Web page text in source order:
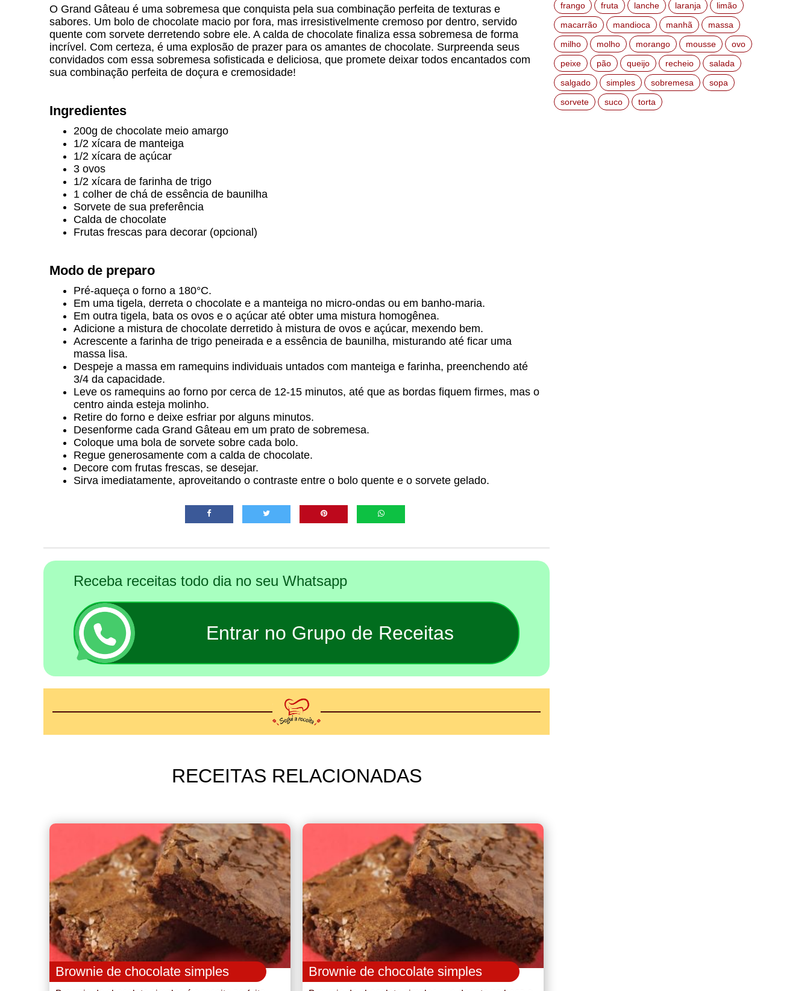
O Grand Gâteau é uma sobremesa que conquista pela sua combinação perfeita de texturas e
sabores. Um bolo de chocolate macio por fora, mas irresistivelmente cremoso por dentro, servido
quente com sorvete derretendo sobre ele. A calda de chocolate finaliza essa sobremesa de forma
incrível. Com certeza, é uma explosão de prazer para os amantes de chocolate. Surpreenda seus
convidados com essa sobremesa sofisticada e deliciosa, que promete deixar todos encantados com
sua combinação perfeita de doçura e cremosidade!
Ingredientes
200g de chocolate meio amargo
1/2 xícara de manteiga
1/2 xícara de açúcar
3 ovos
1/2 xícara de farinha de trigo
1 colher de chá de essência de baunilha
Sorvete de sua preferência
Calda de chocolate
Frutas frescas para decorar (opcional)
Modo de preparo
Pré-aqueça o forno a 180°C.
Em uma tigela, derreta o chocolate e a manteiga no micro-ondas ou em banho-maria.
Em outra tigela, bata os ovos e o açúcar até obter uma mistura homogênea.
Adicione a mistura de chocolate derretido à mistura de ovos e açúcar, mexendo bem.
Acrescente a farinha de trigo peneirada e a essência de baunilha, misturando até ficar uma
massa lisa.
Despeje a massa em ramequins individuais untados com manteiga e farinha, preenchendo até
3/4 da capacidade.
Leve os ramequins ao forno por cerca de 12-15 minutos, até que as bordas fiquem firmes, mas o
centro ainda esteja molinho.
Retire do forno e deixe esfriar por alguns minutos.
Desenforme cada Grand Gâteau em um prato de sobremesa.
Coloque uma bola de sorvete sobre cada bolo.
Regue generosamente com a calda de chocolate.
Decore com frutas frescas, se desejar.
Sirva imediatamente, aproveitando o contraste entre o bolo quente e o sorvete gelado.
Receba receitas todo dia no seu Whatsapp
Entrar no Grupo de Receitas
RECEITAS RELACIONADAS
Brownie de chocolate simples Brownie de chocolate simples
frango
fruta lanche laranja
limão
macarrão
mandioca manhã
massa
milho
molho morango mousse
ovo
peixe
pão queijo recheio
salada
salgado
simples sobremesa
sopa
sorvete
suco torta